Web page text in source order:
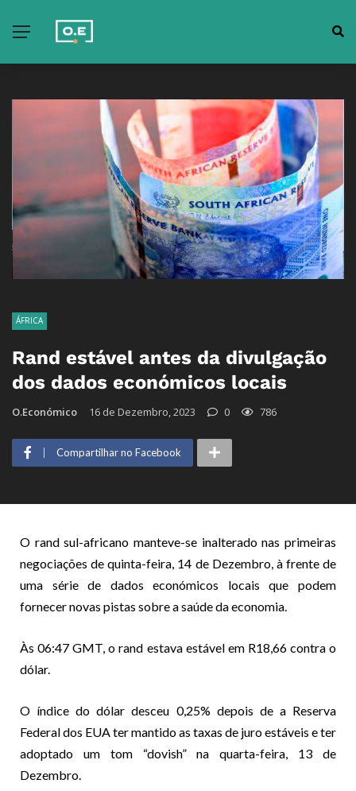
ÁFRICA
Rand estável antes da divulgação
dos dados económicos locais
O.Económico 16 de Dezembro, 2023 0 786
Compartilhar no Facebook
O rand sul-africano manteve-se inalterado nas primeiras
negociações de quinta-feira, 14 de Dezembro, à frente de
uma série de dados económicos locais que podem
fornecer novas pistas sobre a saúde da economia.
Às 06:47 GMT, o rand estava estável em R18,66 contra o
dólar.
O índice do dólar desceu 0,25% depois de a Reserva
Federal dos EUA ter mantido as taxas de juro estáveis e ter
adoptado um tom “dovish” na quarta-feira, 13 de
Dezembro.